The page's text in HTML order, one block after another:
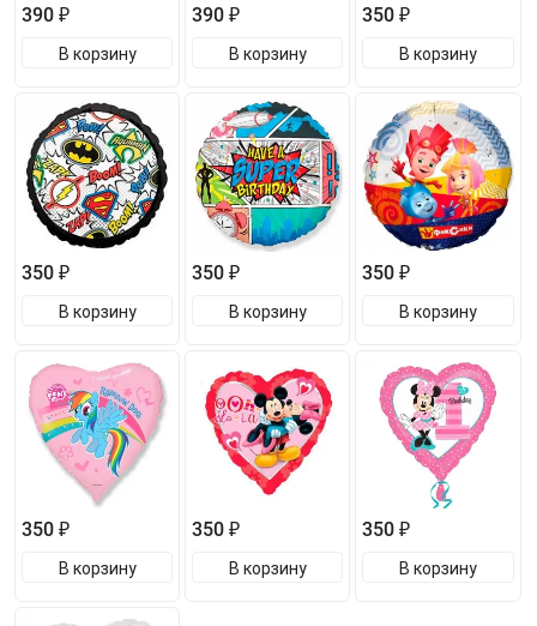
390 ₽
В корзину
390 ₽
В корзину
350 ₽
В корзину
350 ₽
В корзину
350 ₽
В корзину
350 ₽
В корзину
350 ₽
В корзину
350 ₽
В корзину
350 ₽
В корзину